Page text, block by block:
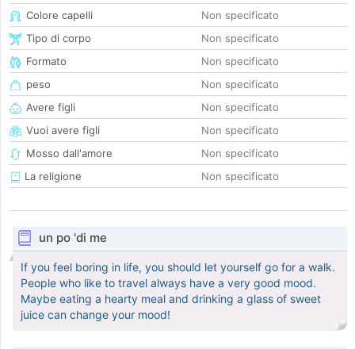
Colore capelli
Non specificato
Tipo di corpo
Non specificato
Formato
Non specificato
peso
Non specificato
Avere figli
Non specificato
Vuoi avere figli
Non specificato
Mosso dall'amore
Non specificato
La religione
Non specificato
un po 'di me
If you feel boring in life, you should let yourself go for a walk.
People who like to travel always have a very good mood.
Maybe eating a hearty meal and drinking a glass of sweet
juice can change your mood!